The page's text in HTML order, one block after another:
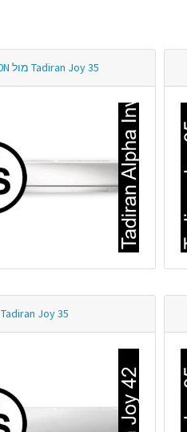
Tadiran Joy 35 מול Tadiran Alpha Inverter 370N
Tadiran Joy 35 מול Tadiran Joy 42